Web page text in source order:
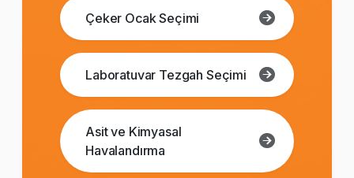
Çeker Ocak Seçimi
Laboratuvar Tezgah Seçimi
Asit ve Kimyasal
Havalandırma